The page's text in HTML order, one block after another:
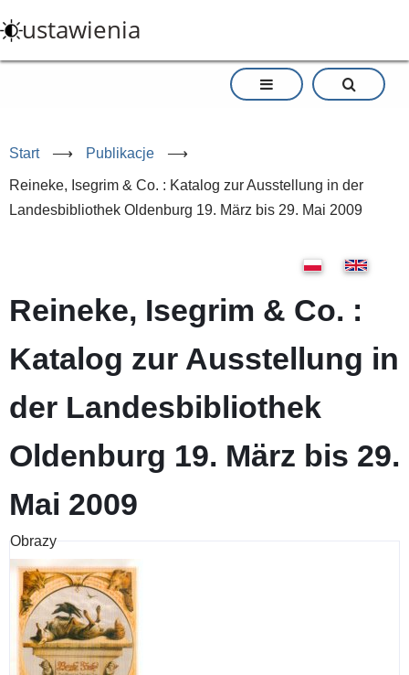
do
treści
ustawienia
Start ⟶ Publikacje ⟶
Reineke, Isegrim & Co. : Katalog zur Ausstellung in der
Landesbibliothek Oldenburg 19. März bis 29. Mai 2009
Reineke, Isegrim & Co. :
Katalog zur Ausstellung in
der Landesbibliothek
Oldenburg 19. März bis 29.
Mai 2009
Obrazy